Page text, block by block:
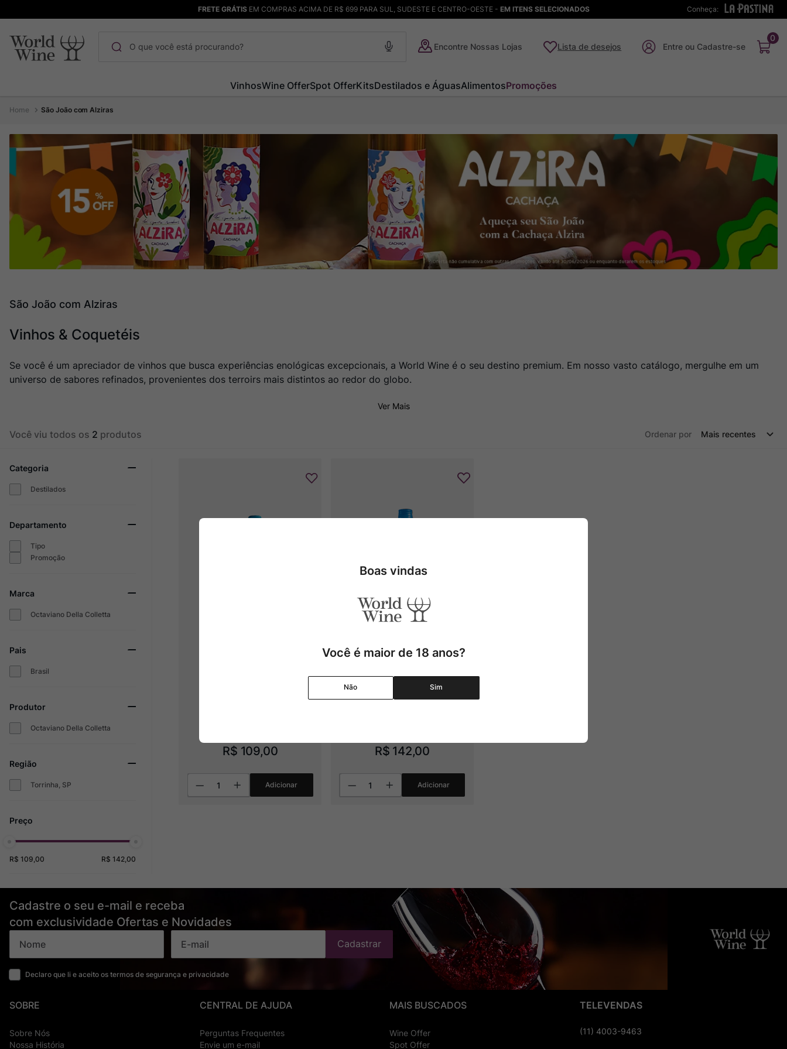
Conheça:
FRETE GRÁTISEM COMPRAS ACIMA DE R$ 699 PARA SUL, SUDESTE E CENTRO-OESTE - EM ITENS SELECIONADOS
Encontre Nossas Lojas Lista de desejos
0
VinhosWine OfferSpot OfferKitsDestilados e ÁguasAlimentosPromoções
São João com Alziras
São João com Alziras
Vinhos & Coquetéis
Se você é um apreciador de vinhos que busca experiências enológicas excepcionais, a World Wine é o seu destino premium. Em nosso vasto catálogo, mergulhe em um
universo de sabores refinados, provenientes dos terroirs mais distintos ao redor do globo.
Ver Mais
Você viu todos os 2 produtos Ordenar por Mais recentes
Categoria
Destilados
Departamento
Tipo
Promoção
Marca
Octaviano Della Colletta
Pais
Brasil
Produtor
Octaviano Della Colletta
Região
Torrinha, SP
R$ 109,00 R$ 142,00
R$ 109,00
Adicionar
Cachaça Alzira
R$ 142,00
Adicionar
Cadastre o seu e-mail e receba
com exclusividade Ofertas e Novidades
Declaro que li e aceito os termos de segurança e privacidade
Cadastrar
SOBRE
Sobre Nós
Nossa História
CENTRAL DE AJUDA
Perguntas Frequentes
Envie um e-mail
MAIS BUSCADOS
Wine Offer
Spot Offer
TELEVENDAS
(11) 4003-9463
1º Maçanita
3º Barolo
Garzon
Bodega Garzon
7
º Rocim
Boas vindas
Você é maior de 18 anos?
Não Sim